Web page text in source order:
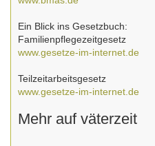
Ein Blick ins Gesetzbuch:
Familienpflegezeitgesetz
www.gesetze-im-internet.de
Teilzeitarbeitsgesetz
www.gesetze-im-internet.de
Mehr auf väterzeit